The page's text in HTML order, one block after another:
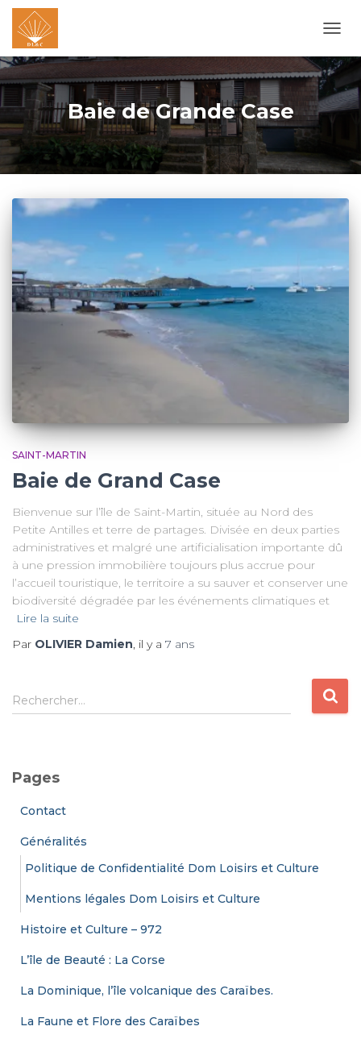
LA
Baie de Grande Case
SAINT-MARTIN
Baie de Grand Case
Bienvenue sur l’île de Saint-Martin, située au Nord des
Petite Antilles et terre de partages. Divisée en deux parties
administratives et malgré une artificialisation importante dû
à une pression immobilière toujours plus accrue pour
l’accueil touristique, le territoire a su sauver et conserver une
biodiversité dégradée par les événements climatiques et
Lire la suite
Par OLIVIER Damien, il y a 7 ans
R
e
r
Rechercher…
Pages
Contact
Généralités
Politique de Confidentialité Dom Loisirs et Culture
Mentions légales Dom Loisirs et Culture
Histoire et Culture – 972
L’île de Beauté : La Corse
La Dominique, l’île volcanique des Caraïbes.
La Faune et Flore des Caraïbes